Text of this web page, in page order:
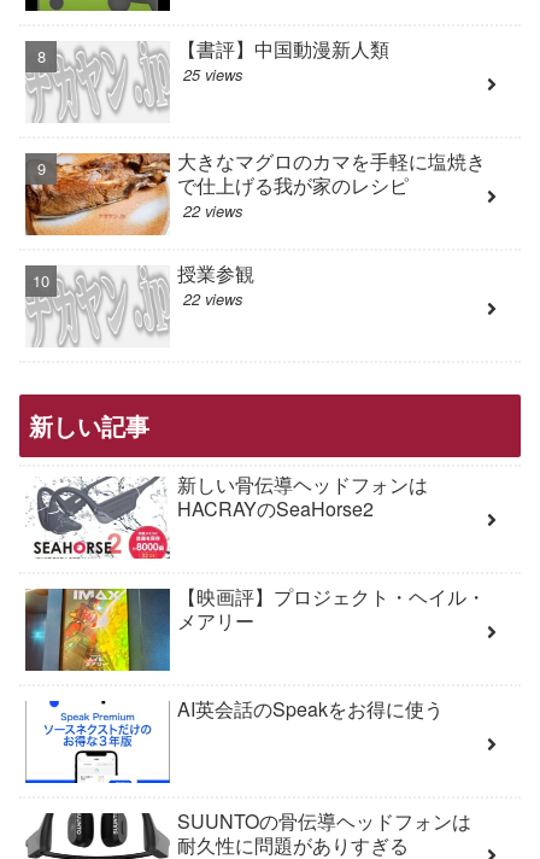
【書評】中国動漫新人類
25 views
大きなマグロのカマを手軽に塩焼き
で仕上げる我が家のレシピ
22 views
授業参観
22 views
新しい記事
新しい骨伝導ヘッドフォンは
HACRAYのSeaHorse2
【映画評】プロジェクト・ヘイル・
メアリー
AI英会話のSpeakをお得に使う
SUUNTOの骨伝導ヘッドフォンは
耐久性に問題がありすぎる